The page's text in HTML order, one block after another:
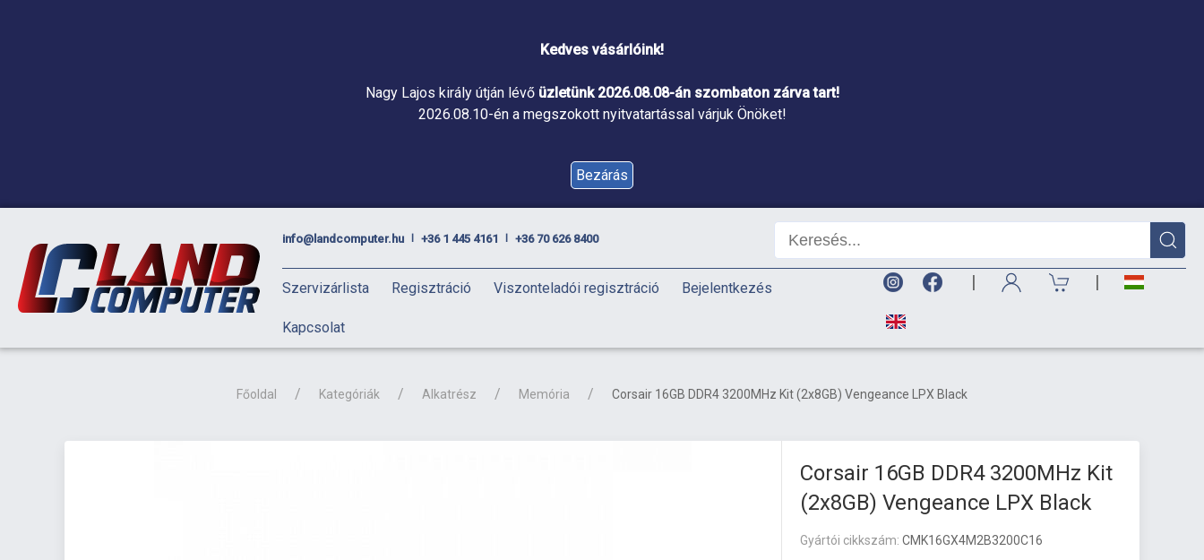
Kedves vásárlóink!
Nagy Lajos király útján lévő üzletünk 2026.08.08-án szombaton zárva tart!
2026.08.10-én a megszokott nyitvatartással várjuk Önöket!
Bezárás
info@landcomputer.hu +36 1 445 4161 +36 70 626 8400
Szervizárlista Regisztráció Viszonteladói regisztráció Bejelentkezés
Kapcsolat
| |
Főoldal Kategóriák Alkatrész Memória Corsair 16GB DDR4 3200MHz Kit (2x8GB) Vengeance LPX Black
Corsair 16GB DDR4 3200MHz Kit
(2x8GB) Vengeance LPX Black
Gyártói cikkszám:CMK16GX4M2B3200C16